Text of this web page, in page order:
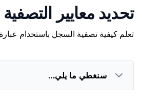
تحديد معايير التصفية
تعلم كيفية تصفية السجل باستخدام عبارة WHERE.
سنغطي ما يلي...